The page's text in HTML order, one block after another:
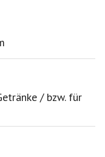
/ bzw. für